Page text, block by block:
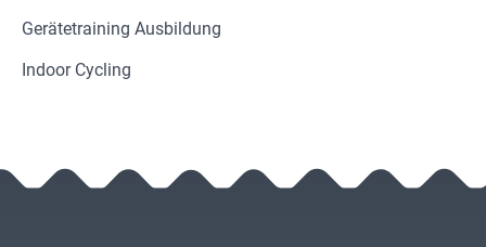
Gerätetraining Ausbildung
Indoor Cycling